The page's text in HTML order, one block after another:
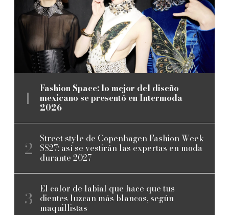
Fashion Space: lo mejor del diseño
mexicano se presentó en Intermoda
2026
Street style de Copenhagen Fashion Week
SS27: así se vestirán las expertas en moda
durante 2027
El color de labial que hace que tus
dientes luzcan más blancos, según
maquillistas